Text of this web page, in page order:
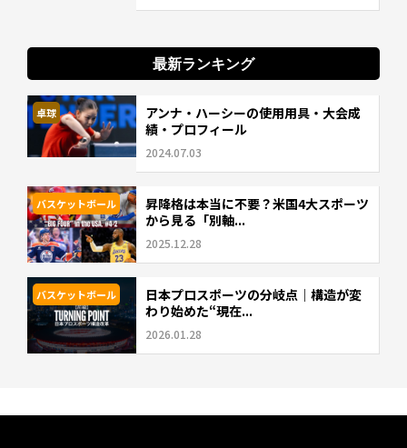
最新ランキング
卓球
アンナ・ハーシーの使用用具・大会成
績・プロフィール
2024.07.03
バスケットボール
昇降格は本当に不要？米国4大スポーツ
から見る「別軸...
2025.12.28
バスケットボール
日本プロスポーツの分岐点｜構造が変
わり始めた“現在...
2026.01.28